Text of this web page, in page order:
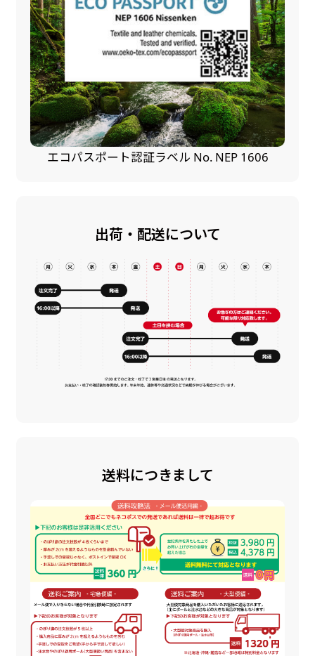
エコパスポート認証ラベル No. NEP 1606
出荷・配送について
送料につきまして